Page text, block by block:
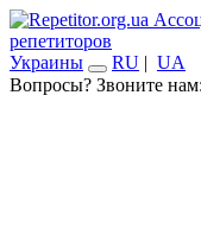
репетиторов
Украины
RU | UA
Вопросы? Звоните нам: